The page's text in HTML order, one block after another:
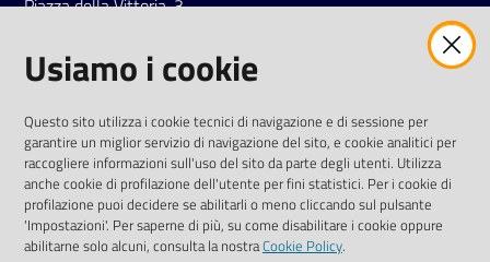
Piazza della Vittoria, 3
Tel.0522 7961
LinkedinFacebookInstagram
Usiamo i cookie
Questo sito utilizza i cookie tecnici di navigazione e di sessione per
garantire un miglior servizio di navigazione del sito, e cookie analitici per
raccogliere informazioni sull'uso del sito da parte degli utenti. Utilizza
anche cookie di profilazione dell'utente per fini statistici. Per i cookie di
profilazione puoi decidere se abilitarli o meno cliccando sul pulsante
'Impostazioni'. Per saperne di più, su come disabilitare i cookie oppure
abilitarne solo alcuni, consulta la nostraCookie Policy.